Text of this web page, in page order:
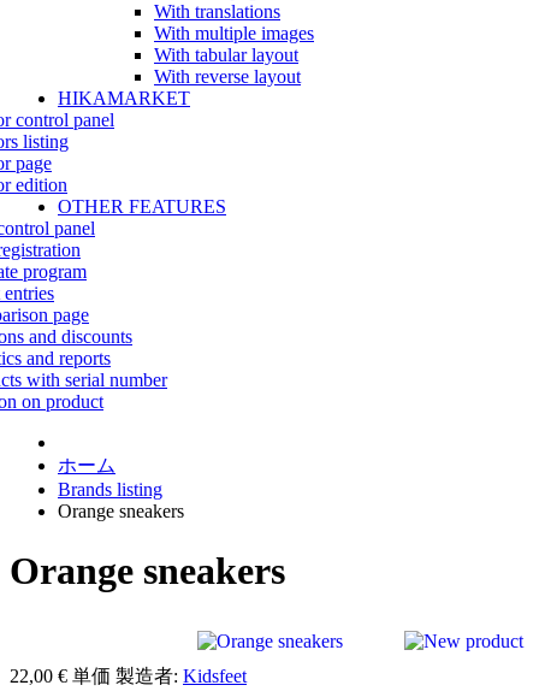
With translations
With multiple images
With tabular layout
With reverse layout
HIKAMARKET
control panel
listing
page
edition
OTHER FEATURES
panel
program
page
and discounts
and reports
with serial number
on product
ホーム
Brands listing
Orange sneakers
Orange sneakers
22,00 € 単価 製造者: Kidsfeet